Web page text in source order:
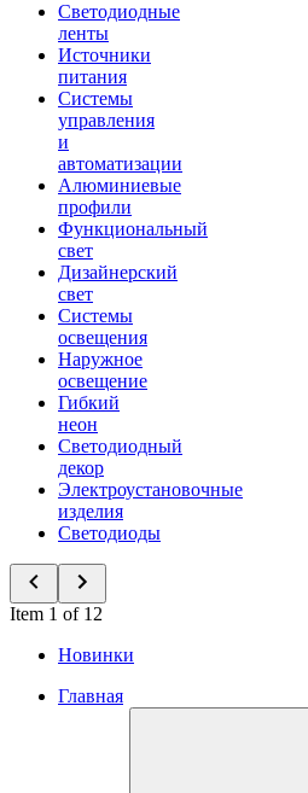
Светодиодные
ленты
Источники
питания
Системы
управления
и
автоматизации
Алюминиевые
профили
Функциональный
свет
Дизайнерский
свет
Системы
освещения
Наружное
освещение
Гибкий
неон
Светодиодный
декор
Электроустановочные
изделия
Светодиоды
Item 1 of 12
Новинки
Главная